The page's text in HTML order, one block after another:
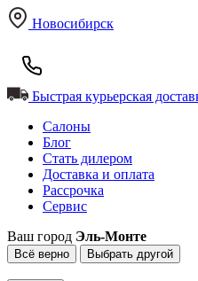
Новосибирск
Быстрая курьерская
Салоны
Блог
Стать дилером
Доставка и оплата
Рассрочка
Сервис
Ваш город Эль-Монте
Всё верно Выбрать другой